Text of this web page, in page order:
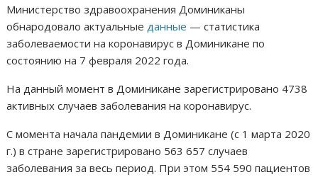
Министерство здравоохранения Доминиканы
обнародовало актуальные данные — статистика
заболеваемости на коронавирус в Доминикане по
состоянию на 7 февраля 2022 года.
На данный момент в Доминикане зарегистрировано 4738
активных случаев заболевания на коронавирус.
С момента начала пандемии в Доминикане (с 1 марта 2020
г.) в стране зарегистрировано 563 657 случаев
заболевания за весь период. При этом 554 590 пациентов